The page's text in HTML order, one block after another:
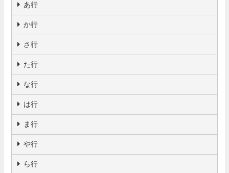
あ行
か行
さ行
た行
な行
は行
ま行
や行
ら行